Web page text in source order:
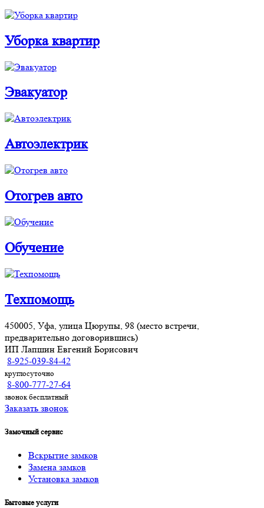
Уборка квартир
Эвакуатор
Автоэлектрик
Отогрев авто
Обучение
Техпомощь
450005, Уфа, улица Цюрупы, 98 (место встречи,
предварительно договорившись)
ИП Лапшин Евгений Борисович
8-925-039-84-42
круглосуточно
8-800-777-27-64
звонок бесплатный
Заказать звонок
Замочный сервис
Вскрытие замков
Замена замков
Установка замков
Бытовые услуги